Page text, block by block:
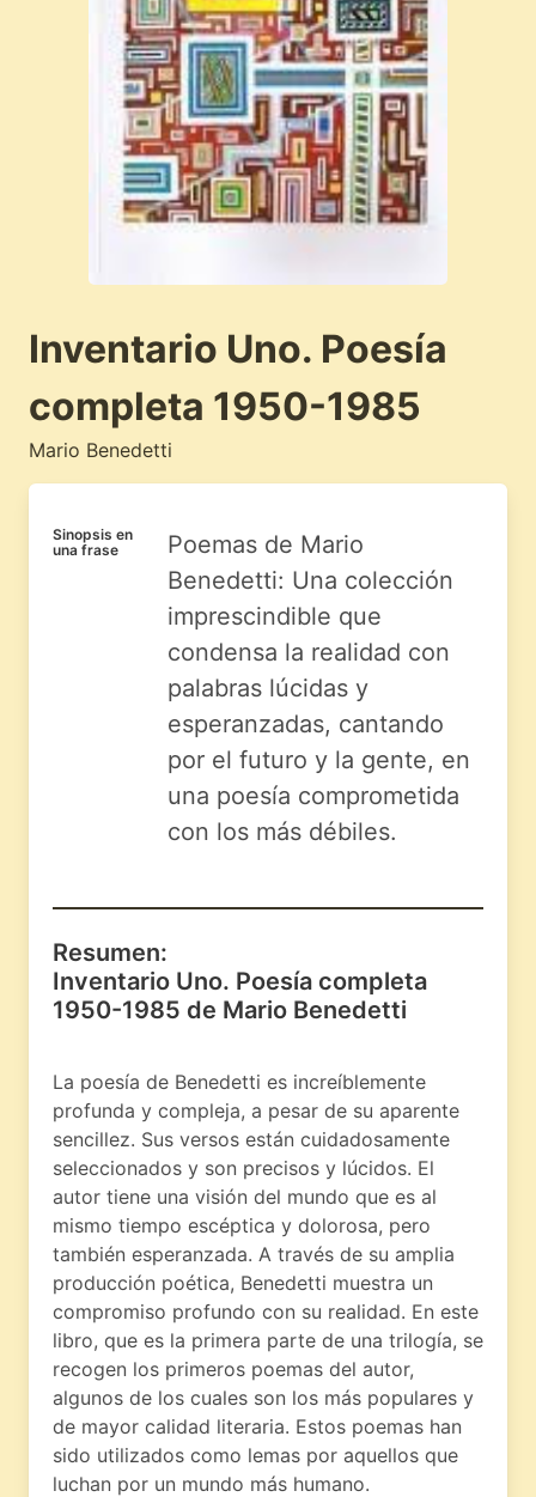
Inventario Uno. Poesía
completa 1950-1985
Mario Benedetti
Sinopsis en
una frase
Poemas de Mario
Benedetti: Una colección
imprescindible que
condensa la realidad con
palabras lúcidas y
esperanzadas, cantando
por el futuro y la gente, en
una poesía comprometida
con los más débiles.
Resumen:
Inventario Uno. Poesía completa
1950-1985 de Mario Benedetti
La poesía de Benedetti es increíblemente
profunda y compleja, a pesar de su aparente
sencillez. Sus versos están cuidadosamente
seleccionados y son precisos y lúcidos. El
autor tiene una visión del mundo que es al
mismo tiempo escéptica y dolorosa, pero
también esperanzada. A través de su amplia
producción poética, Benedetti muestra un
compromiso profundo con su realidad. En este
libro, que es la primera parte de una trilogía, se
recogen los primeros poemas del autor,
algunos de los cuales son los más populares y
de mayor calidad literaria. Estos poemas han
sido utilizados como lemas por aquellos que
luchan por un mundo más humano.